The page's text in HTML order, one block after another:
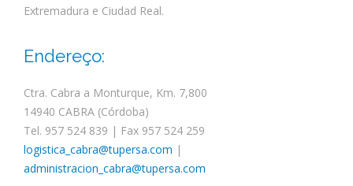
Extremadura e Ciudad Real.
Endereço:
Ctra. Cabra a Monturque, Km. 7,800
14940 CABRA (Córdoba)
Tel. 957 524 839 | Fax 957 524 259
logistica_cabra@tupersa.com |
administracion_cabra@tupersa.com